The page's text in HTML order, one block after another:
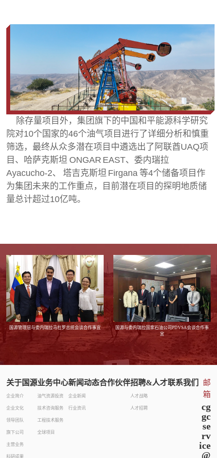
除存量项目外，集团旗下的中国和平能源科学研究
院对10个国家的46个油气项目进行了详细分析和慎重
筛选，最终从众多潜在项目中遴选出了阿联酋UAQ项
目、哈萨克斯坦 ONGAR EAST、委内瑞拉
Ayacucho-2、 塔吉克斯坦 Firgana 等4个储备项目作
为集团未来的工作重点，目前潜在项目的探明地质储
量总计超过10亿吨。
国源管理层与委内瑞拉马杜罗总统会谈合作事宜
国源与委内瑞拉国家石油公司PDVSA会谈合作事
宜
关于国源
企业简介
企业文化
领导团队
旗下公司
主营业务
科研成果
业务中心
油气资源投资
技术咨询服务
工程技术服务
全球项目
新闻动态
企业新闻
行业资讯
合作伙伴招聘&人才
人才战略
人才招聘
联系我们
邮
箱
cg
gc
se
rv
ice
@